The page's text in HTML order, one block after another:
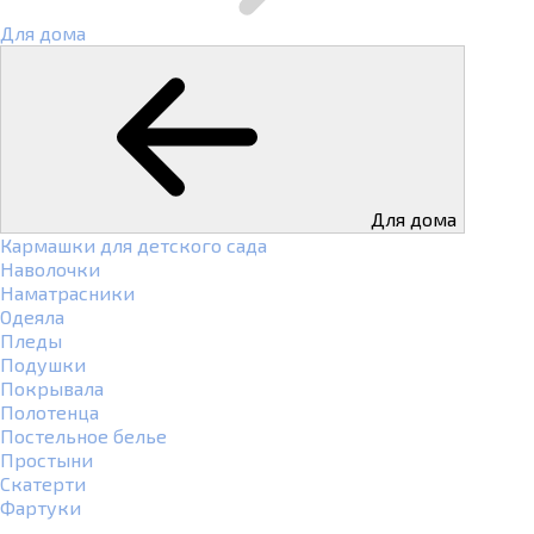
Для дома
Для дома
Кармашки для детского сада
Наволочки
Наматрасники
Одеяла
Пледы
Подушки
Покрывала
Полотенца
Постельное белье
Простыни
Скатерти
Фартуки